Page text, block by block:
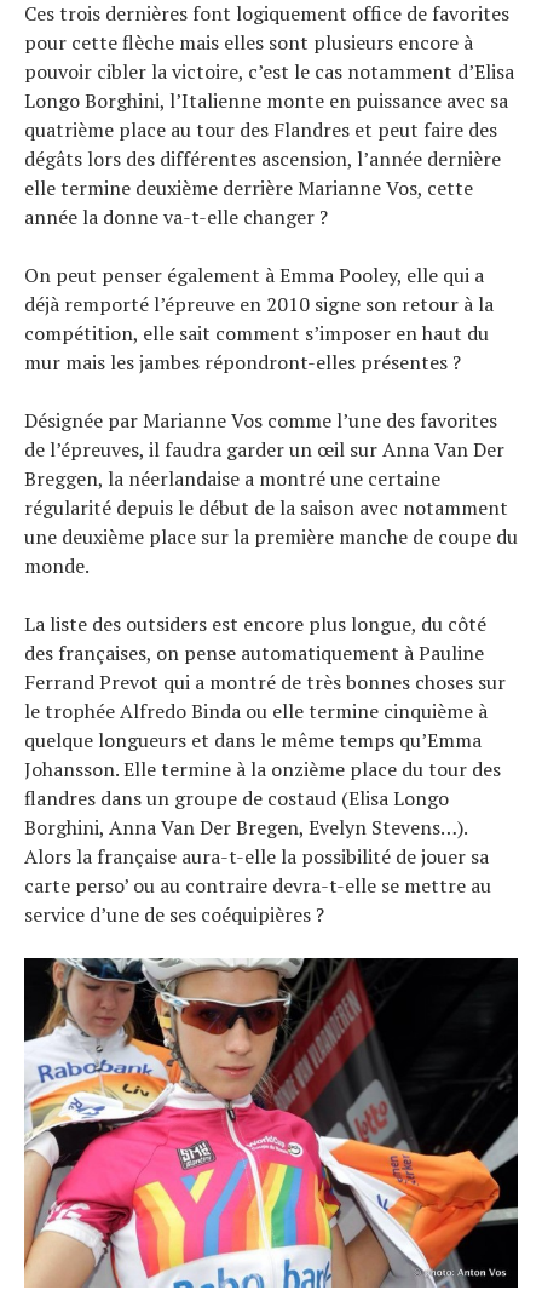
Ces trois dernières font logiquement office de favorites
pour cette flèche mais elles sont plusieurs encore à
pouvoir cibler la victoire, c’est le cas notamment d’Elisa
Longo Borghini, l’Italienne monte en puissance avec sa
quatrième place au tour des Flandres et peut faire des
dégâts lors des différentes ascension, l’année dernière
elle termine deuxième derrière Marianne Vos, cette
année la donne va-t-elle changer ?
On peut penser également à Emma Pooley, elle qui a
déjà remporté l’épreuve en 2010 signe son retour à la
compétition, elle sait comment s’imposer en haut du
mur mais les jambes répondront-elles présentes ?
Désignée par Marianne Vos comme l’une des favorites
de l’épreuves, il faudra garder un œil sur Anna Van Der
Breggen, la néerlandaise a montré une certaine
régularité depuis le début de la saison avec notamment
une deuxième place sur la première manche de coupe du
monde.
La liste des outsiders est encore plus longue, du côté
des françaises, on pense automatiquement à Pauline
Ferrand Prevot qui a montré de très bonnes choses sur
le trophée Alfredo Binda ou elle termine cinquième à
quelque longueurs et dans le même temps qu’Emma
Johansson. Elle termine à la onzième place du tour des
flandres dans un groupe de costaud (Elisa Longo
Borghini, Anna Van Der Bregen, Evelyn Stevens…).
Alors la française aura-t-elle la possibilité de jouer sa
carte perso’ ou au contraire devra-t-elle se mettre au
service d’une de ses coéquipières ?
Actualités
Technologies
Tests de produits
Tendances
Tous nos articles
À propos